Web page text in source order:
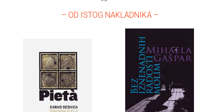
– OD ISTOG NAKLADNIKA –